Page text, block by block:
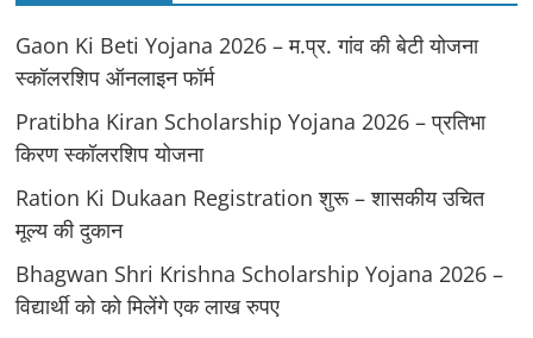
Gaon Ki Beti Yojana 2026 – म.प्र. गांव की बेटी योजना
स्कॉलरशिप ऑनलाइन फॉर्म
Pratibha Kiran Scholarship Yojana 2026 – प्रतिभा
किरण स्कॉलरशिप योजना
Ration Ki Dukaan Registration शुरू – शासकीय उचित
मूल्य की दुकान
Bhagwan Shri Krishna Scholarship Yojana 2026 –
विद्यार्थी को को मिलेंगे एक लाख रुपए